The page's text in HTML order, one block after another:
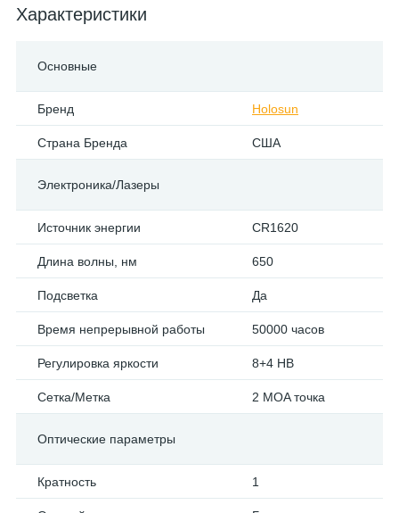
Характеристики
Основные
Бренд Holosun
Страна Бренда США
Электроника/Лазеры
Источник энергии CR1620
Длина волны, нм 650
Подсветка Да
Время непрерывной работы 50000 часов
Регулировка яркости 8+4 НВ
Сетка/Метка 2 MOA точка
Оптические параметры
Кратность 1